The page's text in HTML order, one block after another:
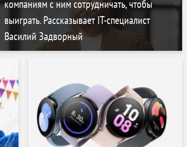
компаниям с ним сотрудничать, чтобы
выиграть. Рассказывает IT-специалист
Василий Задворный